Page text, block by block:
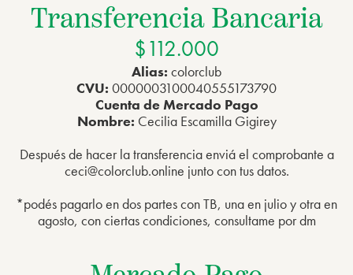
Transferencia Bancaria
$112.000
Alias: colorclub
CVU: 0000003100040555173790
Cuenta de Mercado Pago
Nombre: Cecilia Escamilla Gigirey
Después de hacer la transferencia enviá el comprobante a
ceci@colorclub.online junto con tus datos.
*podés pagarlo en dos partes con TB, una en julio y otra en
agosto, con ciertas condiciones, consultame por dm